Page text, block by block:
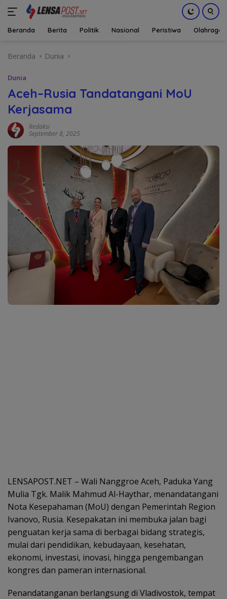
Beranda Berita Politik Nasional Peristiwa Olahraga
Beranda Dunia
Dunia
Aceh–Rusia Tandatangani MoU
Kerjasama
Redaksi
September 8, 2025
LENSAPOST.NET – Wali Nanggroe Aceh, Paduka Yang
Mulia Tgk. Malik Mahmud Al-Haythar, menandatangani
Nota Kesepahaman (MoU) dengan Pemerintah Region
Ivanovo, Rusia. Kesepakatan ini membuka jalan bagi
penguatan kerja sama di berbagai bidang strategis,
mulai dari pendidikan, kebudayaan, kesehatan,
ekonomi, investasi, inovasi, hingga pengembangan
kongres dan pameran internasional.
Penandatanganan berlangsung di Vladivostok, tempat